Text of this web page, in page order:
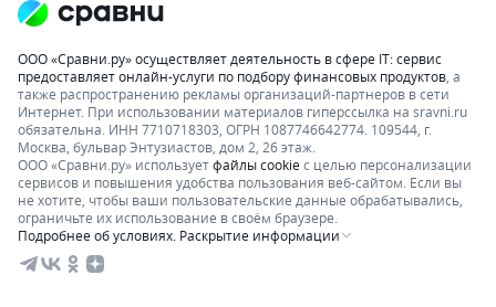
ООО «Сравни.ру» осуществляет деятельность в сфере IT: сервис
предоставляет онлайн-услуги по подбору финансовых продуктов, а
также распространению рекламы организаций-партнеров в сети
Интернет. При использовании материалов гиперссылка на sravni.ru
обязательна. ИНН 7710718303, ОГРН 1087746642774. 109544, г.
Москва, бульвар Энтузиастов, дом 2, 26 этаж.
ООО «Сравни.ру» используетфайлы cookieс целью персонализации
сервисов и повышения удобства пользования веб-сайтом. Если вы
не хотите, чтобы ваши пользовательские данные обрабатывались,
ограничьте их использование в своём браузере.
Подробнее об условиях. Раскрытие информации